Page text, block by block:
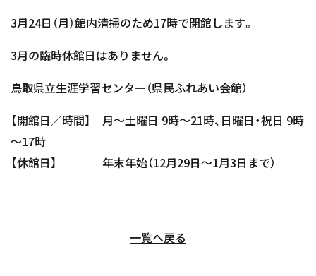
3月24日（月）館内清掃のため17時で閉館します。
3月の臨時休館日はありません。
鳥取県立生涯学習センター（県民ふれあい会館）
【開館日／時間】 月～土曜日 9時～21時、日曜日・祝日 9時
～17時
【休館日】 年末年始（12月29日～1月3日まで）
一覧へ戻る